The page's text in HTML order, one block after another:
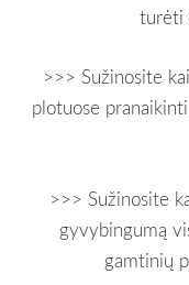
turėti
>>> Sužinosite
plotuose
>>> Sužinosite
gyvybingumą
gamtinių